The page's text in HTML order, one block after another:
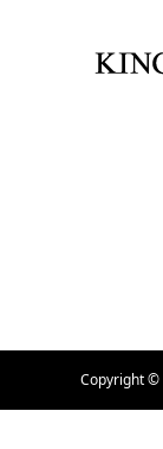
Copyright ©